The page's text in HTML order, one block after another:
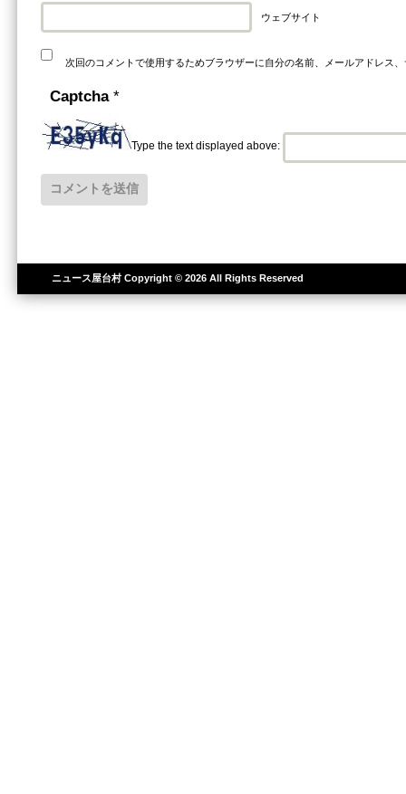
ウェブサイト
次回のコメントで使用するためブラウザーに自分の名前、メールアドレス
Captcha *
Type the text displayed above:
ニュース屋台村Copyright © 2026 All Rights Reserved